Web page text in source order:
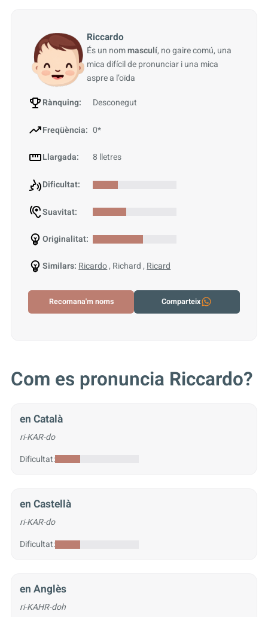
Rànquing: Desconegut
Freqüència: 0*
Llargada: 8 lletres
Dificultat:
Suavitat:
Originalitat:
Similars: Ricardo, Richard ,Ricard
Recomana'm noms Comparteix
Riccardo
És un nommasculí, no gaire comú, una
mica difícil de pronunciar i una mica
aspre a l’oïda
Com es pronuncia Riccardo?
en Català
ri-KAR-do
Dificultat:
en Castellà
ri-KAR-do
Dificultat:
en Anglès
ri-KAHR-doh